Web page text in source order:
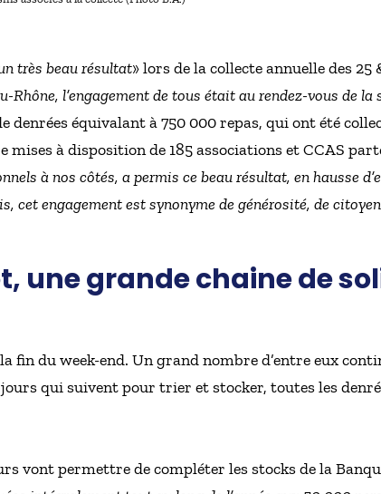
très beau résultat» lors de la collecte annuelle des 25
l’engagement de tous était au rendez-vous de la
denrées équivalant à 750 000 repas, qui ont été
mises à disposition de 185 associations et CCAS
à nos côtés, a permis ce beau résultat, en hausse
cet engagement est synonyme de générosité, de
une grande chaine de
fin du week-end. Un grand nombre d’entre eux
qui suivent pour trier et stocker, toutes les
vont permettre de compléter les stocks de la